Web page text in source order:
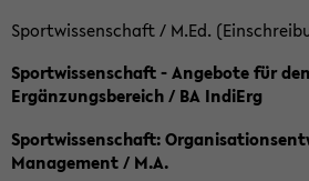
Sportwissenschaft / M.Ed.
Sportwissenschaft - Angebote für
Ergänzungsbereich / BA IndiErg
Sportwissenschaft:
Management / M.A.